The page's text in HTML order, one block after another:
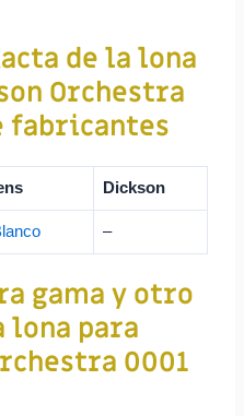
dela lona
Orchestra
fabricantes
Dickson
–
gama y otro
para
0001